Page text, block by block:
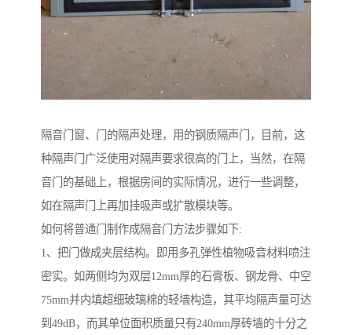
隔音门窗、门的隔声处理，用的钢质隔声门，目前，这
种隔声门广泛使用对隔声要求很高的门上，当然，在隔
音门的基础上，根据房间的实际情况，进行一些调整，
如在隔声门上再加挂吸声或扩散模块等。
如何将普通门制作成隔音门方法步骤如下:
1、把门做成夹层结构。即用多孔弹性植物吸音材料喷注
密实。如两侧均为双层12mm厚的石膏板、钢龙骨、中空
75mm并内填超细玻璃棉的轻墙构造，其平均隔声量可达
到49dB，而其单位面积质量只有240mm厚砖墙的十分之